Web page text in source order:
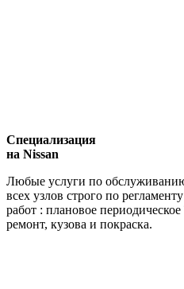
Специализация
на Nissan
Любые услуги по
всех узлов строго по
работ : плановое
ремонт, кузова и покраска.